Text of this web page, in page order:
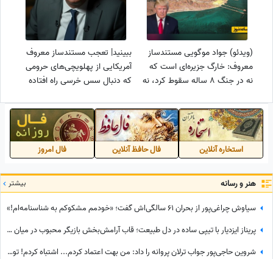
(ویدئو) جواد موگویی مستندساز
معروف: خارگ جزیره‌ای است که
نه در جنگ 8 ساله سقوط کرد، نه
ببینید| تعجب مستندساز معروف
آمریکایی از پهلویچی‌های حرومی
که دنبال سس خرسی راه افتاده
بجنگید+ویدیو
استخاره آنلاین فال حافظ آنلاین فال امروز
هنر و رسانه بیشتر
سیاوش چراغی‌پور از بحران 61 سالگی‌اش گفت؛ «خودمم مشکوکم به شناسنامه‌ام!»
پریناز ایزدیار با تیپی ساده در دل طبیعت؛ قاب آرامش‌بخش بازیگر محبوب در میان جنگل سرسبز
شروین حاجی‌پور جواب ترلان پروانه را داد: من بهت اعتماد کردم... اشتباه کردم! تو برای من آخرین امید بودی...